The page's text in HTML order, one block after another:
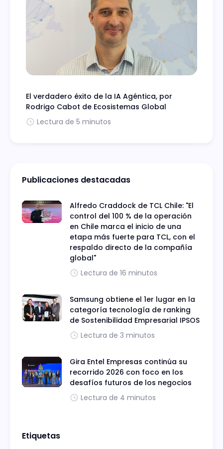
El verdadero éxito de la IA Agéntica, por
Rodrigo Cabot de Ecosistemas Global
Lectura de 5 minutos
Publicaciones destacadas
Alfredo Craddock de TCL Chile: "El
control del 100 % de la operación
en Chile marca el inicio de una
etapa más fuerte para TCL, con el
respaldo directo de la compañía
global"
Lectura de 16 minutos
Samsung obtiene el 1er lugar en la
categoría tecnología de ranking
de Sostenibilidad Empresarial IPSOS
Lectura de 3 minutos
Gira Entel Empresas continúa su
recorrido 2026 con foco en los
desafíos futuros de los negocios
Lectura de 4 minutos
Etiquetas